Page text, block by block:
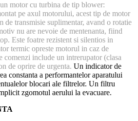
motor cu turbina de tip blower:
pe axul motorului, acest tip de motor
de transmisie suplimentar, avand o rotatie
nu are nevoie de mentenanta, fiind
Este foatre rezistent si silentios in
termic opreste motorul in caz de
comenzi include un intrerupator (clasa
de oprire de urgenta. Un indicator de
constanta a performantelor aparatului
blocari ale filtrelor. Un filtru
zgomotul aerului la evacuare.